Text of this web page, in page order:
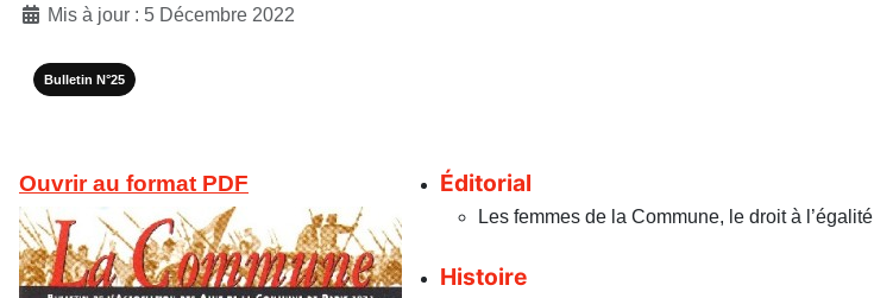
Mis à jour : 5 Décembre 2022
Bulletin N°25
Ouvrir au format PDF Éditorial
Les femmes de la Commune, le droit à l’égalité
Histoire